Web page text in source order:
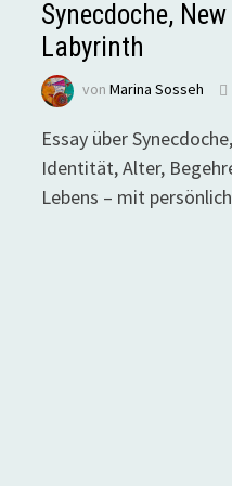
Synecdoche,
Labyrinth
vonMarina Sosseh
Essay über
Identität, Alter,
Lebens – mit